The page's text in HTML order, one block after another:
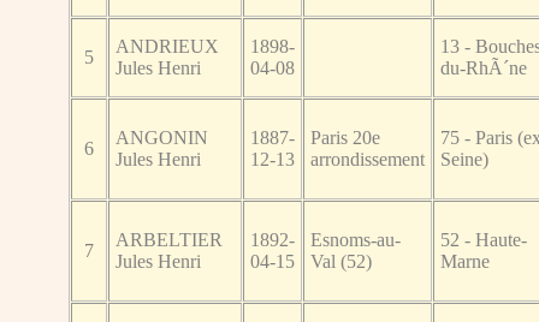
5
ANDRIEUX
Jules Henri
1898-
04-08
13 -
du-RhÃ´ne
6
ANGONIN
Jules Henri
1887-
12-13
Paris 20e
arrondissement
75 - Paris
Seine)
7
ARBELTIER
Jules Henri
1892-
04-15
Esnoms-au-
Val (52)
52 - Haute-
Marne